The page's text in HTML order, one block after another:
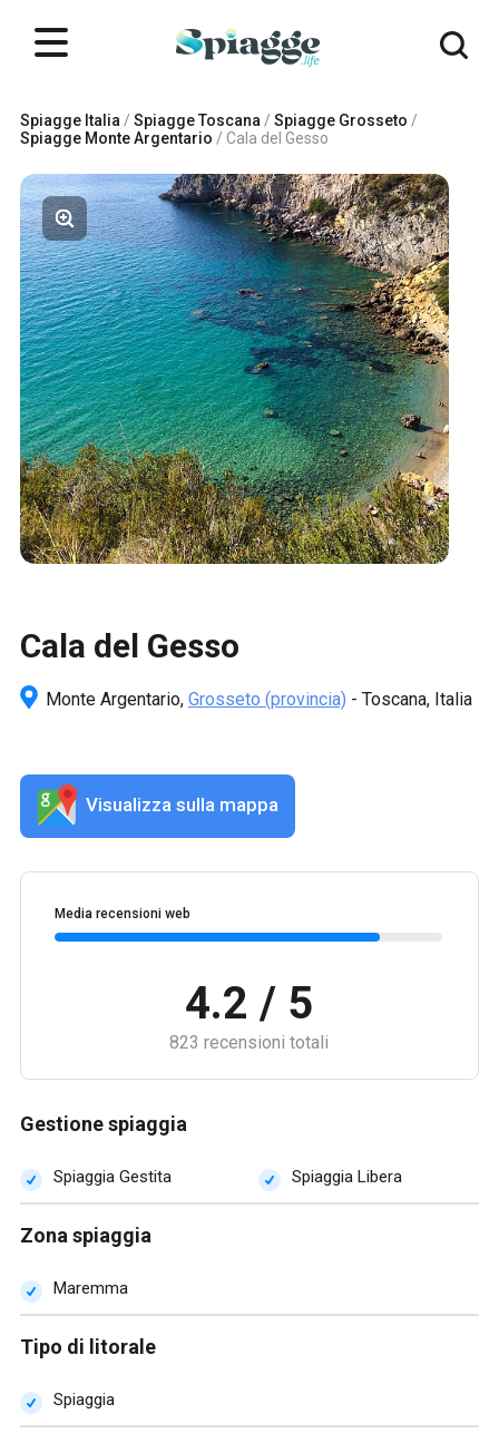
Spiagge Italia / Spiagge Toscana / Spiagge Grosseto /
Spiagge Monte Argentario / Cala del Gesso
Cala del Gesso
Monte Argentario, Grosseto (provincia) - Toscana, Italia
Visualizza sulla mappa
Media recensioni web
4.2 / 5
823 recensioni totali
Gestione spiaggia
Spiaggia Gestita Spiaggia Libera
Zona spiaggia
Maremma
Tipo di litorale
Spiaggia